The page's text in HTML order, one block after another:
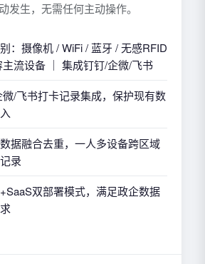
生，无需任何主动操作。
：摄像机 / WiFi / 蓝牙 / 无感RFID
主流设备 ｜ 集成钉钉/企微/飞书
/飞书打卡记录集成，保护现有数
据融合去重，一人多设备跨区域
录
双部署模式，满足政企数据